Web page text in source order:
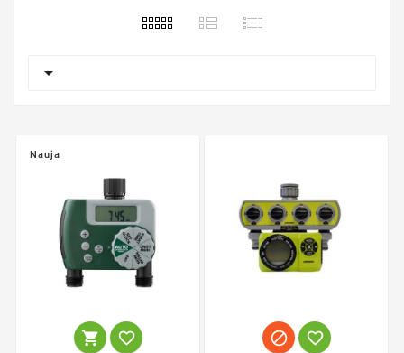

Nauja
   